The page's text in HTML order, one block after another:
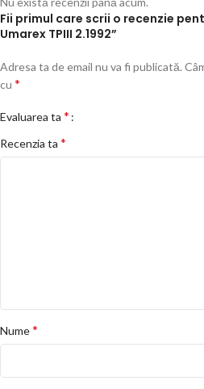
Fii primul care scrii o recenzie
Umarex TPIII 2.1992”
Adresa ta de email nu va fi publicată.
cu *
Evaluarea ta *
Recenzia ta *
Nume*